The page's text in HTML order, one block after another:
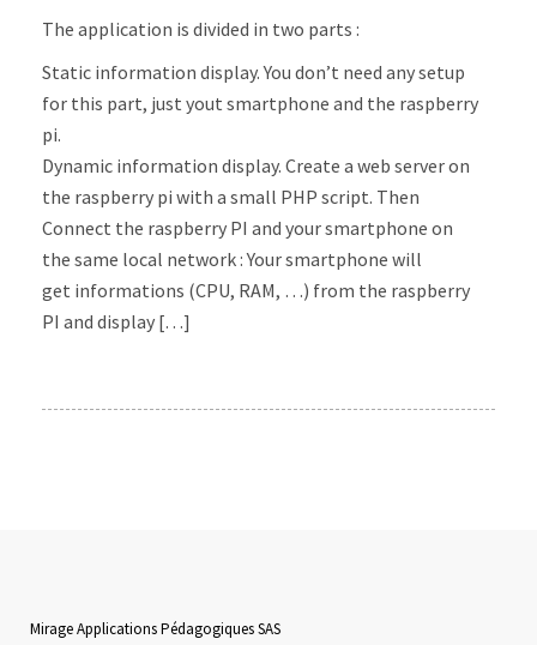
The application is divided in two parts :
Static information display. You don’t need any setup
for this part, just yout smartphone and the raspberry
pi.
Dynamic information display. Create a web server on
the raspberry pi with a small PHP script. Then
Connect the raspberry PI and your smartphone on
the same local network : Your smartphone will
get informations (CPU, RAM, …) from the raspberry
PI and display […]
Mirage Applications Pédagogiques SAS